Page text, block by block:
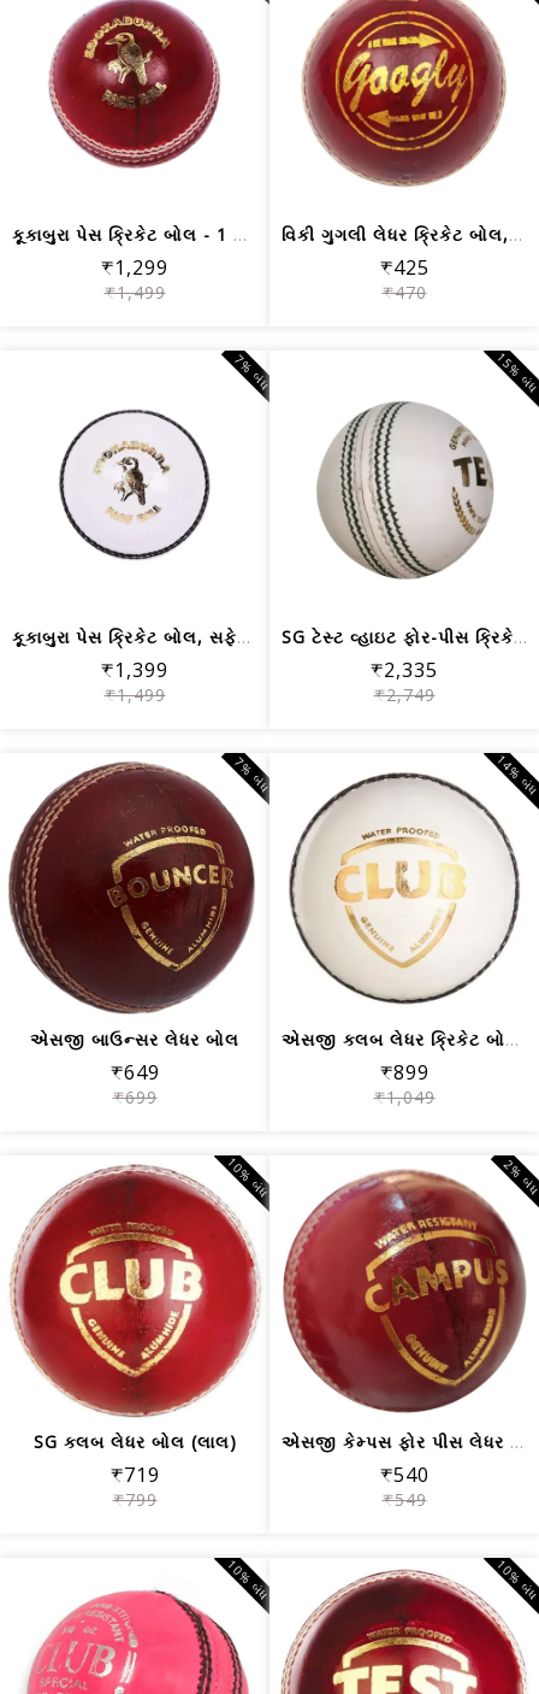
કૂકાબુરા પેસ ક્રિકેટ બોલ - 1 પીસી (લાલ)
₹1,299
₹1,499
વિકી ગુગલી લેધર ક્રિકેટ બોલ, 1 પીસી (લાલ)
₹425
₹470
કૂકાબુરા પેસ ક્રિકેટ બોલ, સફેદ - 1 પીસી
₹1,399
₹1,499
7% બંધ
SG ટેસ્ટ વ્હાઇટ ફોર-પીસ ક્રિકેટ લેધર ...
₹2,335
₹2,749
15%
એસજી બાઉન્સર લેધર બોલ
₹649
₹699
7% બંધ
એસજી ક્લબ લેધર ક્રિકેટ બોલ (સફેદ)
₹899
₹1,049
14%
SG ક્લબ લેધર બોલ (લાલ)
₹719
₹799
10% બંધ
એસજી કેમ્પસ ફોર પીસ લેધર બોલ - લાલ
₹540
₹549
2%
10% બંધ 10%